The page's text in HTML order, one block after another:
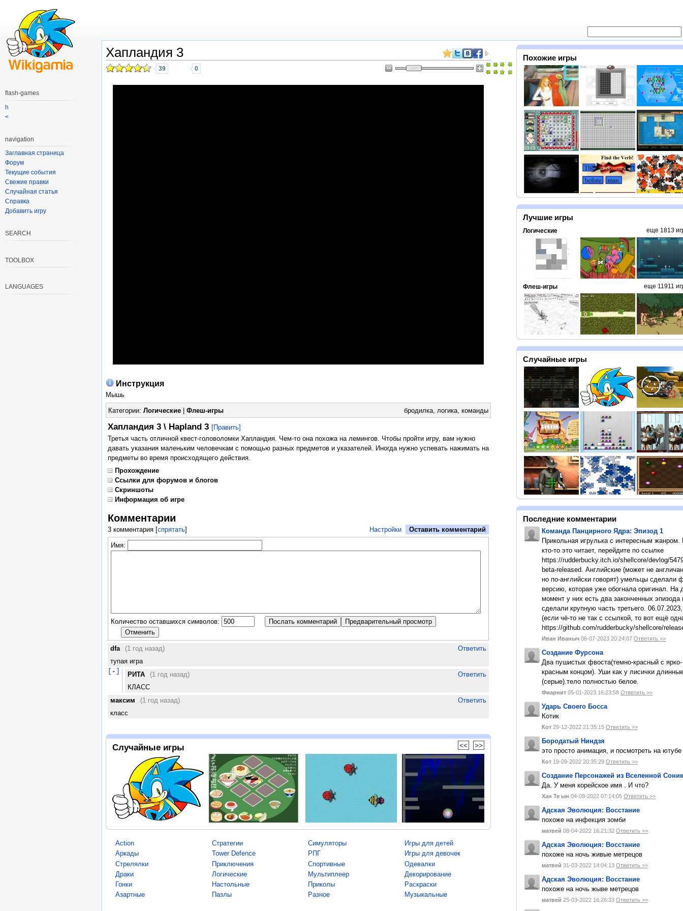
Хапландия 3
39 0
Инструкция
Мышь
Категории: Логические| Флеш-игры бродилка,логика,команды
Хапландия 3 \ Hapland 3 [Править]
Третья часть отличной квест-головоломки Хапландия. Чем-то она похожа на лемингов. Чтобы пройти игру, вам нужно
давать указания маленьким человечкам с помощью разных предметов и указателей. Иногда нужно успевать нажимать на
предметы во время происходящего действия.
Прохождение
Ссылки для форумов и блогов
Скриншоты
Информация об игре
Комментарии
3 комментария[спрятать] Оставить комментарий
Настройки
Имя:
Количество оставшихся символов:
dfa (1 год назад)
Ответить
тупая игра
- РИТА (1 год назад)
Ответить
КЛАСС
максим
(1 год назад)
Ответить
класс
Случайные игры << >>
Action
Аркады
Стрелялки
Драки
Гонки
Азартные
Стратегии
Tower Defence
Приключения
Логические
Настольные
Пазлы
Симуляторы
РПГ
Спортивные
Мультиплеер
Приколы
Разное
Игры для детей
Игры для девочек
Одевалки
Декорирование
Раскраски
Музыкальные
Похожие игры
Лучшие игры
Логические еще 1813
Флеш-игры еще 11911
Случайные игры
Последние комментарии
Команда Панцирного Ядра: Эпизод 1
Прикольная игрулька с интересным жанром.
кто-то это читает, перейдите по ссылке
https://rudderbucky.itch.io/shellcore/devlog/
beta-released. Английские (может не
но по-английски говорят) умельцы сделали
версию, которая уже обогнала оригинал. На
момент у них есть два законченных эпизода
сделали крупную часть третьего.
(если чё-то не так с ссылкой, то вот ещё
https://github.com/rudderbucky/shellcore/
Иван Иваныч 06-07-2023 20:24:07 Ответить >>
Создание Фурсона
Два пушистых фвоста(темно-красный с ярко-
красным концом). Уши как у лисички длинные
(серые).тело полностью белое.
Фиарнит 05-01-2023 16:23:58 Ответить >>
Ударь Своего Босса
Котик
Кот 29-12-2022 21:35:15 Ответить >>
Бородатый Ниндзя
это просто анимация, и посмотреть на
Кот 19-09-2022 20:35:29 Ответить >>
Создание Персонажей из Вселенной
Да. У меня корейское имя . И что?
Хан Те ын 04-09-2022 07:14:05 Ответить >>
Адская Эволюция: Восстание
похоже на инфекция зомби
матвей 08-04-2022 16:21:32 Ответить >>
Адская Эволюция: Восстание
похоже на ночь живые метрецов
матвей 31-03-2022 14:04:13 Ответить >>
Адская Эволюция: Восстание
похоже на ночь жыве метрецов
матвей 25-03-2022 16:26:33 Ответить >>
flash-games
h
<
navigation
Заглавная страница
Форум
Текущие события
Свежие правки
Случайная статья
Справка
Добавить игру
SEARCH
TOOLBOX
LANGUAGES